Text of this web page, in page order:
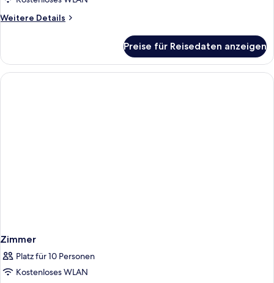
Weitere Details
Weitere
Doppelzimmer
Preise für Reisedaten anzeigen
Zimmer
Platz für 10 Personen
Kostenloses WLAN